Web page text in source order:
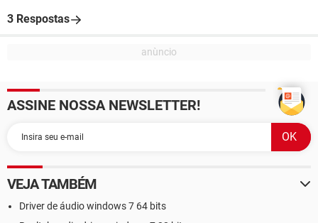
3 Respostas
ASSINE NOSSA NEWSLETTER!
VEJA TAMBÉM
Driver de áudio windows 7 64 bits